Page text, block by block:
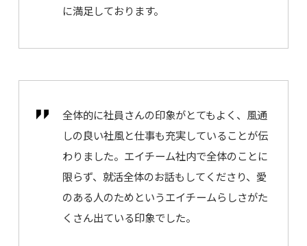
に満足しております。
全体的に社員さんの印象がとてもよく、風通
しの良い社風と仕事も充実していることが伝
わりました。エイチーム社内で全体のことに
限らず、就活全体のお話もしてくださり、愛
のある人のためというエイチームらしさがた
くさん出ている印象でした。